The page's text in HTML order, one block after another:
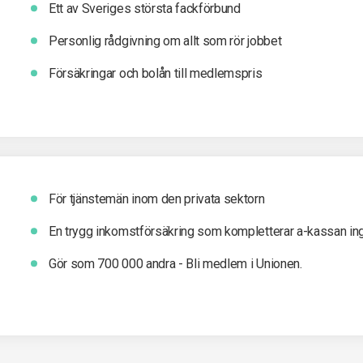
Ett av Sveriges största fackförbund
Personlig rådgivning om allt som rör jobbet
Försäkringar och bolån till medlemspris
För tjänstemän inom den privata sektorn
En trygg inkomst­försäkring som kompletterar a-kassan
Gör som 700 000 andra - Bli medlem i Unionen.